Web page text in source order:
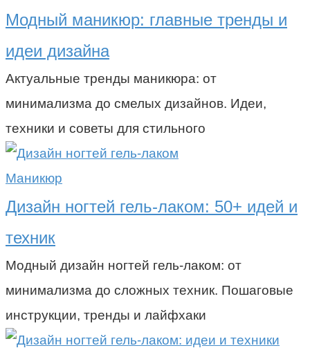
Модный маникюр: главные тренды и
идеи дизайна
Актуальные тренды маникюра: от
минимализма до смелых дизайнов. Идеи,
техники и советы для стильного
Маникюр
Дизайн ногтей гель-лаком: 50+ идей и
техник
Модный дизайн ногтей гель-лаком: от
минимализма до сложных техник. Пошаговые
инструкции, тренды и лайфхаки